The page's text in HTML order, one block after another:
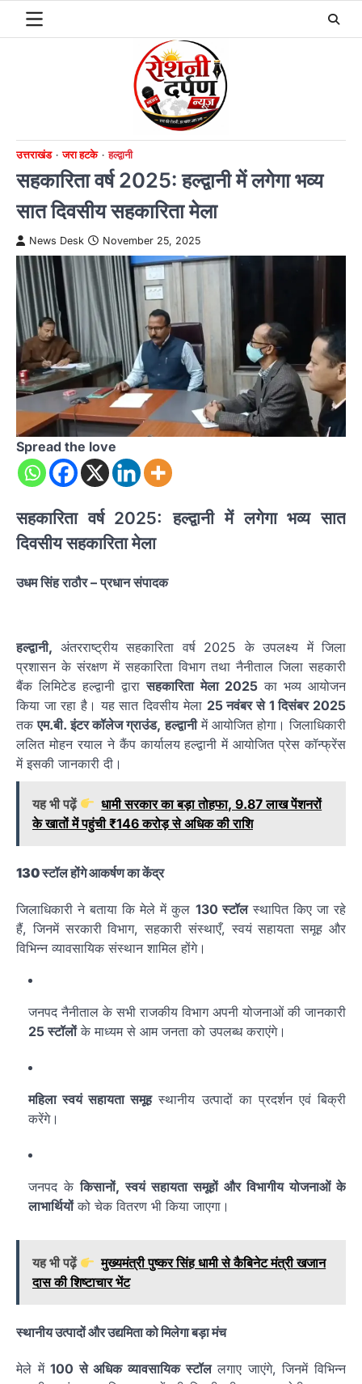
उत्तराखंड जरा हटके हल्द्वानी
सहकारिता वर्ष 2025: हल्द्वानी में लगेगा भव्य
सात दिवसीय सहकारिता मेला
News Desk November 25, 2025
Spread the love
सहकारिता वर्ष 2025: हल्द्वानी में लगेगा भव्य सात
दिवसीय सहकारिता मेला
उधम सिंह राठौर – प्रधान संपादक
हल्द्वानी, अंतरराष्ट्रीय सहकारिता वर्ष 2025 के उपलक्ष्य में जिला
प्रशासन के संरक्षण में सहकारिता विभाग तथा नैनीताल जिला सहकारी
बैंक लिमिटेड हल्द्वानी द्वारासहकारिता मेला 2025का भव्य आयोजन
किया जा रहा है। यह सात दिवसीय मेला 25 नवंबर से 1 दिसंबर 2025
तकएम.बी. इंटर कॉलेज ग्राउंड, हल्द्वानीमें आयोजित होगा। जिलाधिकारी
ललित मोहन रयाल ने कैंप कार्यालय हल्द्वानी में आयोजित प्रेस कॉन्फ्रेंस
में इसकी जानकारी दी।
यह भी पढ़ें
धामी सरकार का बड़ा तोहफा, 9.87 लाख पेंशनरों
के खातों में पहुंची ₹146 करोड़ से अधिक की राशि
130 स्टॉल होंगे आकर्षण का केंद्र
जिलाधिकारी ने बताया कि मेले में कुल 130 स्टॉलस्थापित किए जा रहे
हैं, जिनमें सरकारी विभाग, सहकारी संस्थाएँ, स्वयं सहायता समूह और
विभिन्न व्यावसायिक संस्थान शामिल होंगे।
जनपद नैनीताल के सभी राजकीय विभाग अपनी योजनाओं की जानकारी
25 स्टॉलोंके माध्यम से आम जनता को उपलब्ध कराएंगे।
महिला स्वयं सहायता समूहस्थानीय उत्पादों का प्रदर्शन एवं बिक्री
करेंगे।
जनपद केकिसानों, स्वयं सहायता समूहों और विभागीय योजनाओं के
लाभार्थियोंको चेक वितरण भी किया जाएगा।
यह भी पढ़ें
मुख्यमंत्री पुष्कर सिंह धामी से कैबिनेट मंत्री खजान
दास की शिष्टाचार भेंट
स्थानीय उत्पादों और उद्यमिता को मिलेगा बड़ा मंच
मेले में100 से अधिक व्यावसायिक स्टॉललगाए जाएंगे, जिनमें विभिन्न